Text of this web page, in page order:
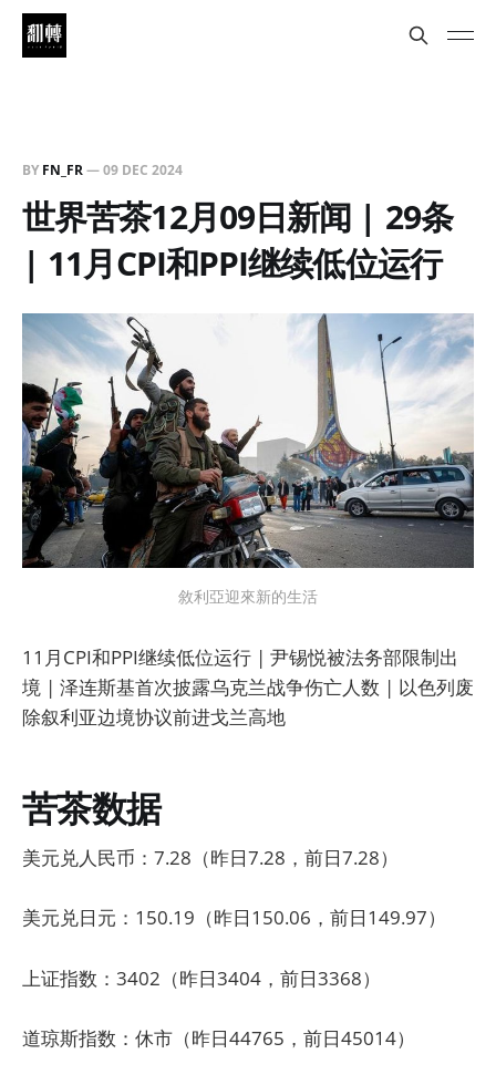
BY FN_FR—09 DEC 2024
世界苦茶12月09日新闻 | 29条
| 11月CPI和PPI继续低位运行
敘利亞迎來新的生活
11月CPI和PPI继续低位运行 | 尹锡悦被法务部限制出
境 | 泽连斯基首次披露乌克兰战争伤亡人数 | 以色列废
除叙利亚边境协议前进戈兰高地
苦茶数据
美元兑人民币：7.28（昨日7.28，前日7.28）
美元兑日元：150.19（昨日150.06，前日149.97）
上证指数：3402（昨日3404，前日3368）
道琼斯指数：休市（昨日44765，前日45014）